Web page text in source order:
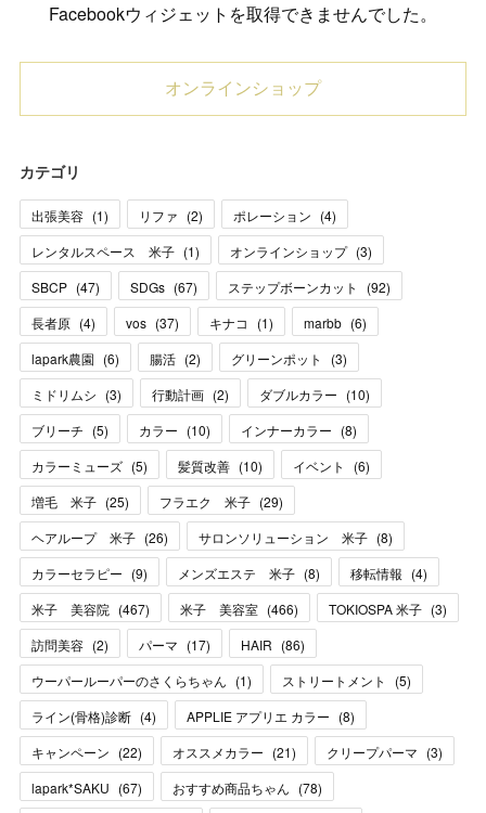
Facebookウィジェットを取得できませんでした。
オンラインショップ
カテゴリ
出張美容 (1) リファ (2) ポレーション (4)
レンタルスペース 米子 (1) オンラインショップ (3)
SBCP (47) SDGs (67) ステップボーンカット (92)
長者原 (4) vos (37) キナコ (1) marbb (6)
lapark農園 (6) 腸活 (2) グリーンポット (3)
ミドリムシ (3) 行動計画 (2) ダブルカラー (10)
ブリーチ (5) カラー (10) インナーカラー (8)
カラーミューズ (5) 髪質改善 (10) イベント (6)
増毛 米子 (25) フラエク 米子 (29)
ヘアループ 米子 (26) サロンソリューション 米子 (8)
カラーセラピー (9) メンズエステ 米子 (8) 移転情報 (4)
米子 美容院 (467) 米子 美容室 (466) TOKIOSPA 米子 (3)
訪問美容 (2) パーマ (17) HAIR (86)
ウーパールーパーのさくらちゃん (1) ストリートメント (5)
ライン(骨格)診断 (4) APPLIE アプリエ カラー (8)
キャンペーン (22) オススメカラー (21) クリープパーマ (3)
lapark*SAKU (67) おすすめ商品ちゃん (78)